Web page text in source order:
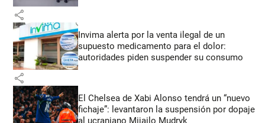
share
Invima alerta por la venta ilegal de un
supuesto medicamento para el dolor:
autoridades piden suspender su consumo
share
El Chelsea de Xabi Alonso tendrá un “nuevo
fichaje”: levantaron la suspensión por dopaje
al ucraniano Mijailo Mudryk